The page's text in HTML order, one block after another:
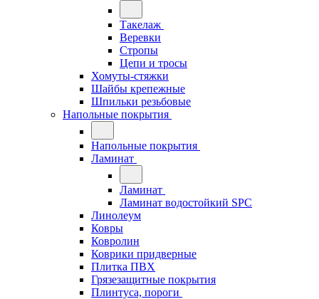
Такелаж
Веревки
Стропы
Цепи и тросы
Хомуты-стяжки
Шайбы крепежные
Шпильки резьбовые
Напольные покрытия
Напольные покрытия
Ламинат
Ламинат
Ламинат водостойкий SPC
Линолеум
Ковры
Ковролин
Коврики придверные
Плитка ПВХ
Грязезащитные покрытия
Плинтуса, пороги